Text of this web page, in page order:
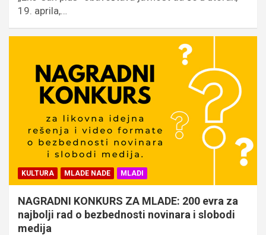
19. aprila,…
KULTURA MLADE NADE MLADI
NAGRADNI KONKURS ZA MLADE: 200 evra za
najbolji rad o bezbednosti novinara i slobodi
medija